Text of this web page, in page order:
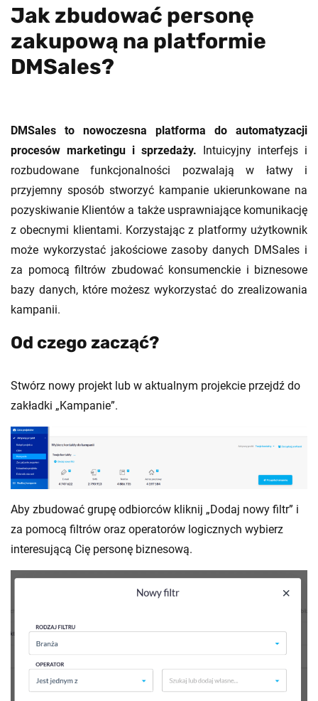
Jak zbudować personę
zakupową na platformie
DMSales?
DMSales to nowoczesna platforma do automatyzacji
procesów marketingu i sprzedaży. Intuicyjny interfejs i
rozbudowane funkcjonalności pozwalają w łatwy i
przyjemny sposób stworzyć kampanie ukierunkowane na
pozyskiwanie Klientów a także usprawniające komunikację
z obecnymi klientami. Korzystając z platformy użytkownik
może wykorzystać jakościowe zasoby danych DMSales i
za pomocą filtrów zbudować konsumenckie i biznesowe
bazy danych, które możesz wykorzystać do zrealizowania
kampanii.
Od czego zacząć?
Stwórz nowy projekt lub w aktualnym projekcie przejdź do
zakładki „Kampanie”.
Aby zbudować grupę odbiorców kliknij „Dodaj nowy filtr” i
za pomocą filtrów oraz operatorów logicznych wybierz
interesującą Cię personę biznesową.